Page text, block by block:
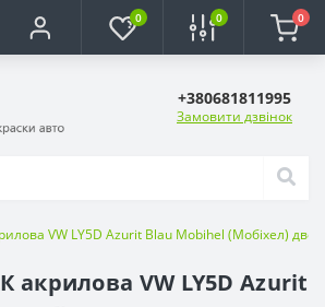
0 0 0
+380681811995
Замовити дзвінок
VW LY5D Azurit Blau Mobihel (Мобіхел)
акрилова VW LY5D Azurit